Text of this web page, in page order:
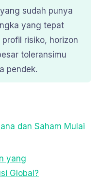
sudah punya
yang tepat
risiko, horizon
toleransimu
pendek.
dan Saham Mulai
yang
Global?